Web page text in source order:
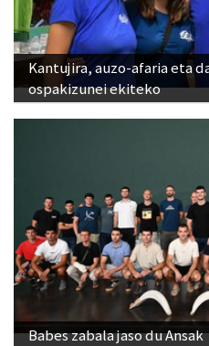
Kantujira, auzo-afaria eta
ospakizunei ekiteko
Babes zabala jaso du Ansak